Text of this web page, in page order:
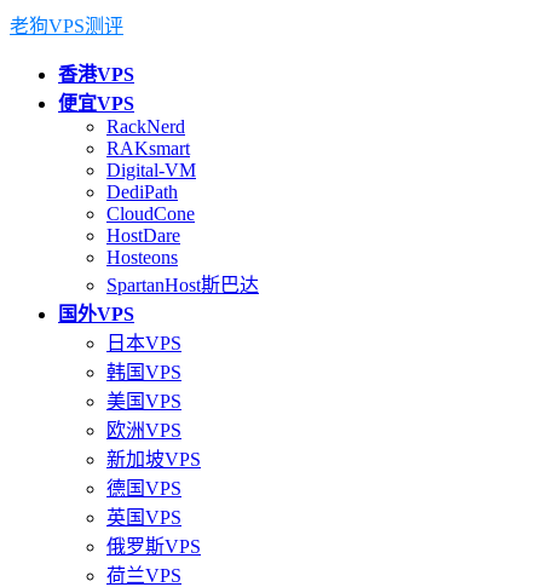
老狗VPS测评
香港VPS
便宜VPS
RackNerd
RAKsmart
Digital-VM
DediPath
CloudCone
HostDare
Hosteons
SpartanHost斯巴达
国外VPS
日本VPS
韩国VPS
美国VPS
欧洲VPS
新加坡VPS
德国VPS
英国VPS
俄罗斯VPS
荷兰VPS